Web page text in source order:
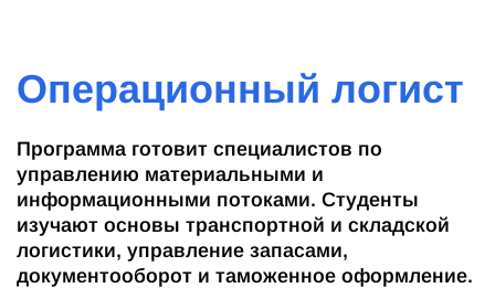
Операционный логист
Программа готовит специалистов по
управлению материальными и
информационными потоками. Студенты
изучают основы транспортной и складской
логистики, управление запасами,
документооборот и таможенное оформление.